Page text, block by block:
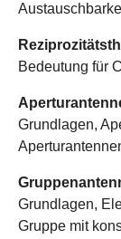
Bedeutung für
Grundlagen,
Grundlagen,
Gruppe mit